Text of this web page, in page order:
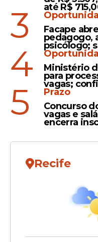
até R$
3
Facape
pedagogo,
psicólogo;
4
Ministério
para
vagas;
5
Prazo
Concurso
vagas e
encerra
Recife